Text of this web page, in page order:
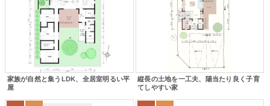
家族が自然と集うLDK、全居室明るい平
屋
縦長の土地を一工夫、陽当たり良く子育
てしやすい家